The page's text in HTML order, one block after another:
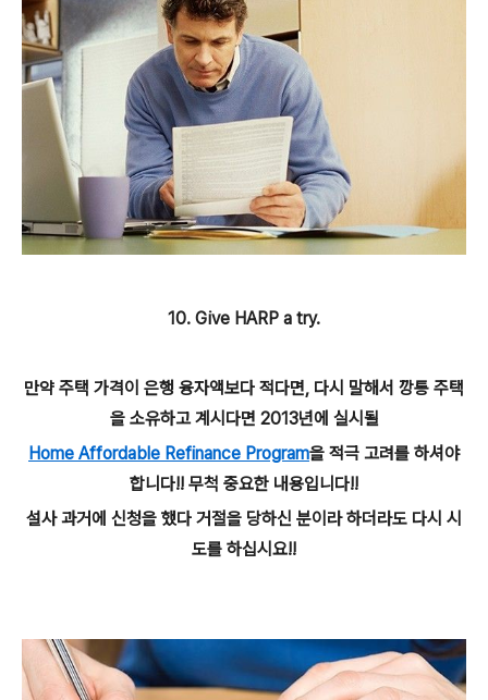
10. Give HARP a try.
만약 주택 가격이 은행 융자액보다 적다면, 다시 말해서 깡통 주택
을 소유하고 계시다면 2013년에 실시될
Home Affordable Refinance Program을 적극 고려를 하셔야
합니다!! 무척 중요한 내용입니다!!
설사 과거에 신청을 했다 거절을 당하신 분이라 하더라도 다시 시
도를 하십시요!!